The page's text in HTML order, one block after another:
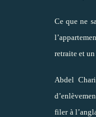
Ce que ne
retraite et
Abdel
filer à